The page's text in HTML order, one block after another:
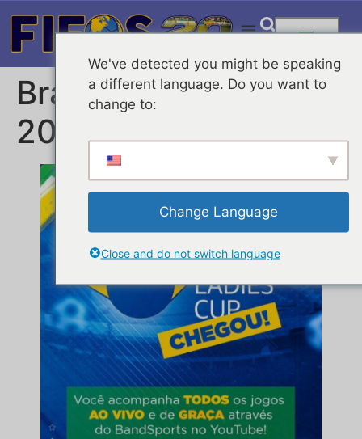
Brasil Ladies Cup
2026 – 6ª Edição
We've detected you might be speaking
a different language. Do you want to
change to:
Change Language
Close and do not switch language